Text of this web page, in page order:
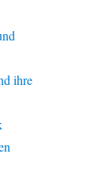
ihre